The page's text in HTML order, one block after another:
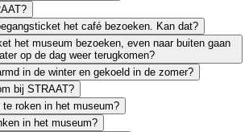
het café bezoeken. Kan dat?
het museum bezoeken, even naar buiten gaan
op de dag weer terugkomen?
in de winter en gekoeld in de zomer?
bij STRAAT?
te roken in het museum?
in het museum?